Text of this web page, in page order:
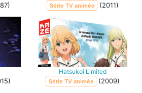
Série TV animée (2011)
Hatsukoi Limited
Série TV animée (2009)